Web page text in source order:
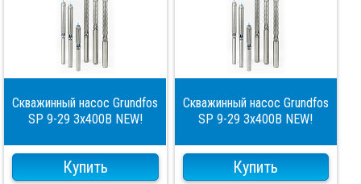
Скважинный насос Grundfos
SP 9-29 3x400В NEW!
Купить
Скважинный насос Grundfos
SP 9-29 3x400В NEW!
Купить